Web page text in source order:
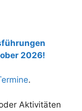
2026!
.
Aktivitäten